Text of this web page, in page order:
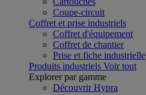
Coupe-circuit
Coffret et prise industriels
Coffret d'équipement
Coffret de chantier
Prise et fiche industrielle
Produits industriels Voir tout
Explorer par gamme
Découvrir Hypra